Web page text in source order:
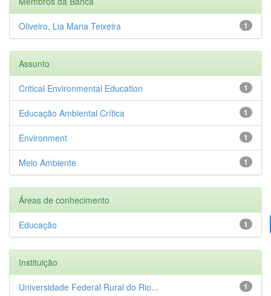
1
Oliveiro, Lia Maria Teixeira
Assunto
1
Critical Environmental Education
1
Educação Ambiental Crítica
1
Environment
1
Meio Ambiente
Áreas de conhecimento
1
Educação
Instituição
1
Universidade Federal Rural do Rio...